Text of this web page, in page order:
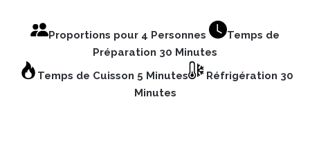
Proportions pour 4 Personnes
Temps de
Préparation 30 Minutes
Temps de Cuisson 5 Minutes
Réfrigération 30
Minutes